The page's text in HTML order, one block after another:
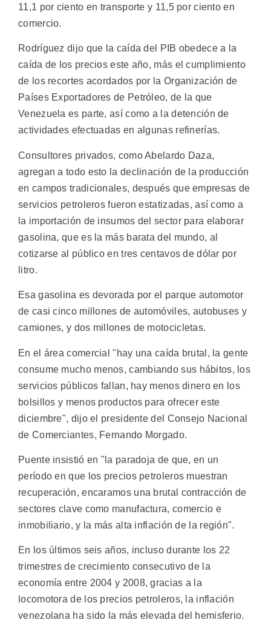
11,1 por ciento en transporte y 11,5 por ciento en
comercio.
Rodríguez dijo que la caída del PIB obedece a la
caída de los precios este año, más el cumplimiento
de los recortes acordados por la Organización de
Países Exportadores de Petróleo, de la que
Venezuela es parte, así como a la detención de
actividades efectuadas en algunas refinerías.
Consultores privados, como Abelardo Daza,
agregan a todo esto la declinación de la producción
en campos tradicionales, después que empresas de
servicios petroleros fueron estatizadas, así como a
la importación de insumos del sector para elaborar
gasolina, que es la más barata del mundo, al
cotizarse al público en tres centavos de dólar por
litro.
Esa gasolina es devorada por el parque automotor
de casi cinco millones de automóviles, autobuses y
camiones, y dos millones de motocicletas.
En el área comercial "hay una caída brutal, la gente
consume mucho menos, cambiando sus hábitos, los
servicios públicos fallan, hay menos dinero en los
bolsillos y menos productos para ofrecer este
diciembre", dijo el presidente del Consejo Nacional
de Comerciantes, Fernando Morgado.
Puente insistió en "la paradoja de que, en un
período en que los precios petroleros muestran
recuperación, encaramos una brutal contracción de
sectores clave como manufactura, comercio e
inmobiliario, y la más alta inflación de la región".
En los últimos seis años, incluso durante los 22
trimestres de crecimiento consecutivo de la
economía entre 2004 y 2008, gracias a la
locomotora de los precios petroleros, la inflación
venezolana ha sido la más elevada del hemisferio.